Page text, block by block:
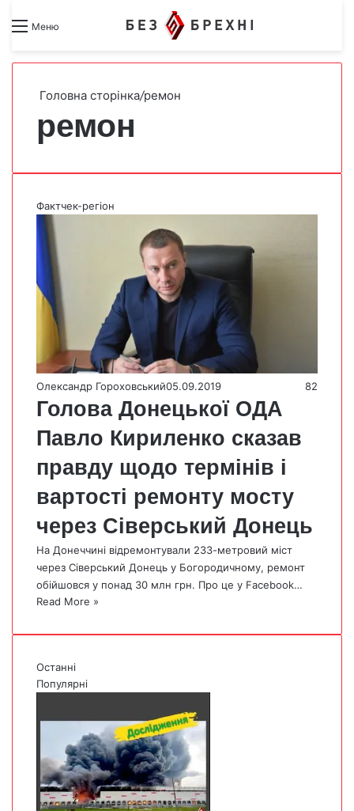
Меню Search forSwitch skin
Головна сторінка/ремон
ремон
Фактчек-регіон
Олександр Гороховський05.09.2019 82
Голова Донецької ОДА
Павло Кириленко сказав
правду щодо термінів і
вартості ремонту мосту
через Сіверський Донець
На Донеччині відремонтували 233-метровий міст
через Сіверський Донець у Богородичному, ремонт
обійшовся у понад 30 млн грн. Про це у Facebook…
Read More »
Останні
Популярні